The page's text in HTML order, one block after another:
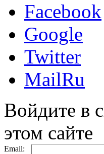
Facebook
Google
Twitter
MailRu
Войдите в
этом сайте
Email: